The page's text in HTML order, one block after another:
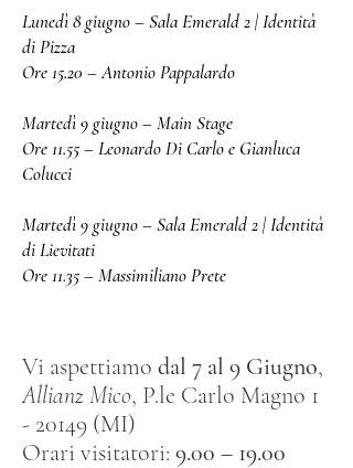
Lunedì 8 giugno – Sala Emerald 2 | Identità
di Pizza
Ore 15.20 – Antonio Pappalardo
Martedì 9 giugno – Main Stage
Ore 11.55 – Leonardo Di Carlo e Gianluca
Colucci
Martedì 9 giugno – Sala Emerald 2 | Identità
di Lievitati
Ore 11.35 – Massimiliano Prete
Vi aspettiamo dal 7 al 9 Giugno,
Allianz Mico, P.le Carlo Magno 1
- 20149 (MI)
Orari visitatori: 9.00 – 19.00